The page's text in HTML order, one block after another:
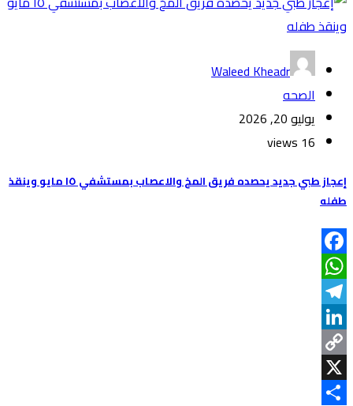
Waleed Kheadr
الصحه
يوليو 20, 2026
16 views
إعجاز طبي جديد يحصده فريق المخ والاعصاب بمستشفي ١٥ مايو وينقذ
طفله
Facebook
WhatsApp
Telegram
LinkedIn
Copy
LinkX